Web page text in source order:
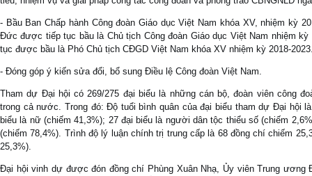
- Bầu Ban Chấp hành Công đoàn Giáo dục Việt Nam khóa XV, nhiệm kỳ
Đức được tiếp tục bầu là Chủ tịch Công đoàn Giáo dục Việt Nam nhiệm
tục được bầu là Phó Chủ tịch CĐGD Việt Nam khóa XV nhiệm kỳ 2018-
- Đóng góp ý kiến sửa đổi, bổ sung Điều lệ Công đoàn Việt Nam.
Tham dự Đại hội có 269/275 đại biểu là những cán bộ, đoàn viên công
trong cả nước. Trong đó: Độ tuổi bình quân của đại biểu tham dự Đại hội
biểu là nữ (chiếm 41,3%); 27 đại biểu là người dân tộc thiểu số (chiếm
(chiếm 78,4%). Trình độ lý luận chính trị trung cấp là 68 đồng chí chiếm
25,3%).
Đại hội vinh dự được đón đồng chí Phùng Xuân Nhạ, Ủy viên Trung